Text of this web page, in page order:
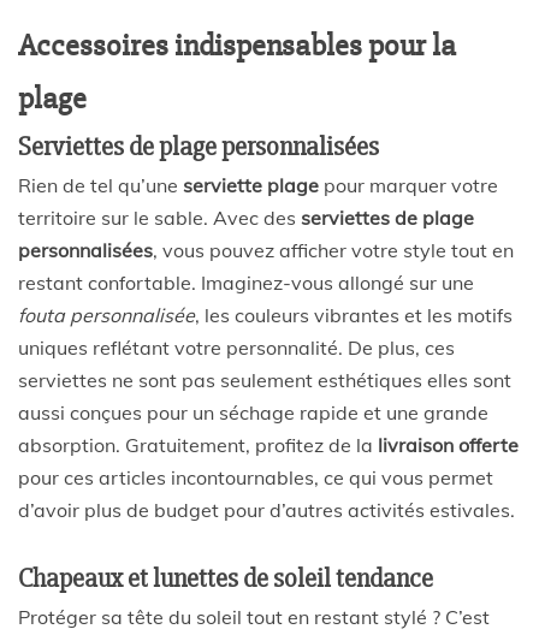
Accessoires indispensables pour la
plage
Serviettes de plage personnalisées
Rien de tel qu’une serviette plage pour marquer votre
territoire sur le sable. Avec des serviettes de plage
personnalisées, vous pouvez afficher votre style tout en
restant confortable. Imaginez-vous allongé sur une
fouta personnalisée, les couleurs vibrantes et les motifs
uniques reflétant votre personnalité. De plus, ces
serviettes ne sont pas seulement esthétiques elles sont
aussi conçues pour un séchage rapide et une grande
absorption. Gratuitement, profitez de la livraison offerte
pour ces articles incontournables, ce qui vous permet
d’avoir plus de budget pour d’autres activités estivales.
Chapeaux et lunettes de soleil tendance
Protéger sa tête du soleil tout en restant stylé ? C’est